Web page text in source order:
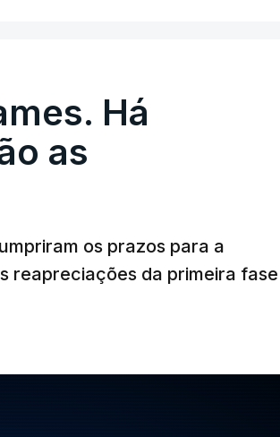
Há
as
os prazos para a
reapreciações da primeira fase